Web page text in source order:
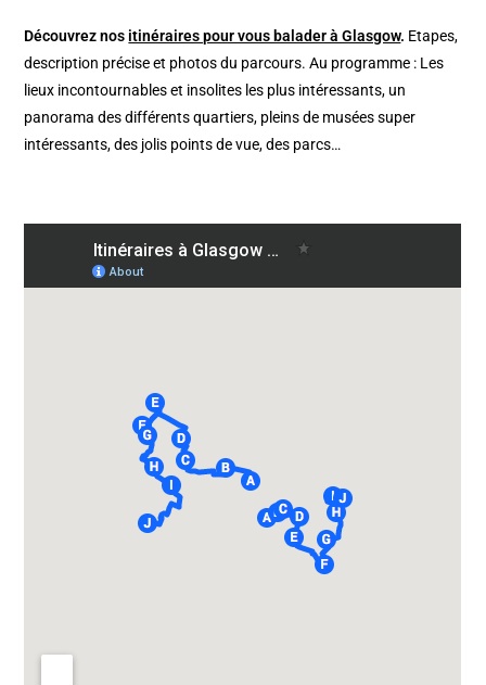
Découvrez nos itinéraires pour vous balader à Glasgow. Etapes,
description précise et photos du parcours. Au programme : Les
lieux incontournables et insolites les plus intéressants, un
panorama des différents quartiers, pleins de musées super
intéressants, des jolis points de vue, des parcs…